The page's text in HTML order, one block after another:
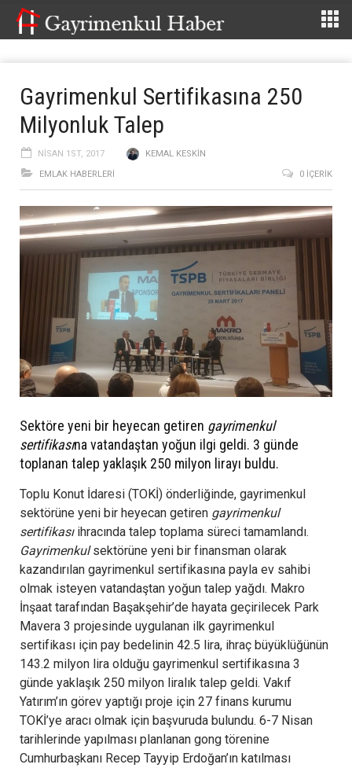
Gayrimenkul Sertifikasına 250
Milyonluk Talep
NISAN 1ST, 2017
KEMAL KESKIN
EMLAK HABERLERI
0 İÇERIK
Sektöre yeni bir heyecan getiren gayrimenkul
sertifikasına vatandaştan yoğun ilgi geldi. 3 günde
toplanan talep yaklaşık 250 milyon lirayı buldu.
Toplu Konut İdaresi (TOKİ) önderliğinde, gayrimenkul
sektörüne yeni bir heyecan getiren gayrimenkul
sertifikasıihracında talep toplama süreci tamamlandı.
Gayrimenkulsektörüne yeni bir finansman olarak
kazandırılan gayrimenkul sertifikasına payla ev sahibi
olmak isteyen vatandaştan yoğun talep yağdı. Makro
İnşaat tarafından Başakşehir’de hayata geçirilecek Park
Mavera 3 projesinde uygulanan ilk gayrimenkul
sertifikası için pay bedelinin 42.5 lira, ihraç büyüklüğünün
143.2 milyon lira olduğu gayrimenkul sertifikasına 3
günde yaklaşık 250 milyon liralık talep geldi. Vakıf
Yatırım’ın görev yaptığı proje için 27 finans kurumu
TOKİ’ye aracı olmak için başvuruda bulundu. 6-7 Nisan
tarihlerinde yapılması planlanan gong törenine
Cumhurbaşkanı Recep Tayyip Erdoğan’ın katılması